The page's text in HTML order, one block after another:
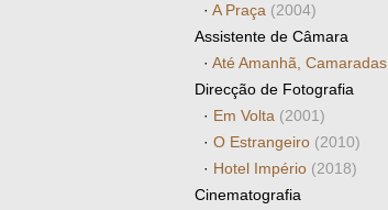
· A Praça (2004)
Assistente de Câmara
· Até Amanhã, Camaradas
Direcção de Fotografia
· Em Volta (2001)
· O Estrangeiro (2010)
· Hotel Império (2018)
Cinematografia